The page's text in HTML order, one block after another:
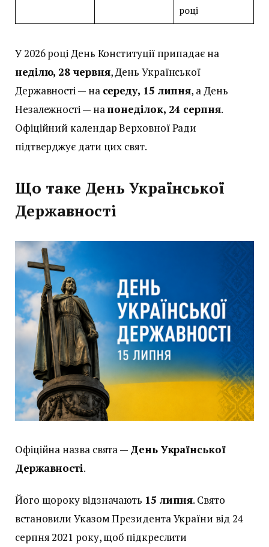
році
У 2026 році День Конституції припадає на
неділю, 28 червня, День Української
Державності — на середу, 15 липня, а День
Незалежності — напонеділок, 24 серпня.
Офіційний календар Верховної Ради
підтверджує дати цих свят.
Що таке День Української
Державності
Офіційна назва свята — День Української
Державності.
Його щороку відзначають 15 липня. Свято
встановили Указом Президента України від 24
серпня 2021 року, щоб підкреслити